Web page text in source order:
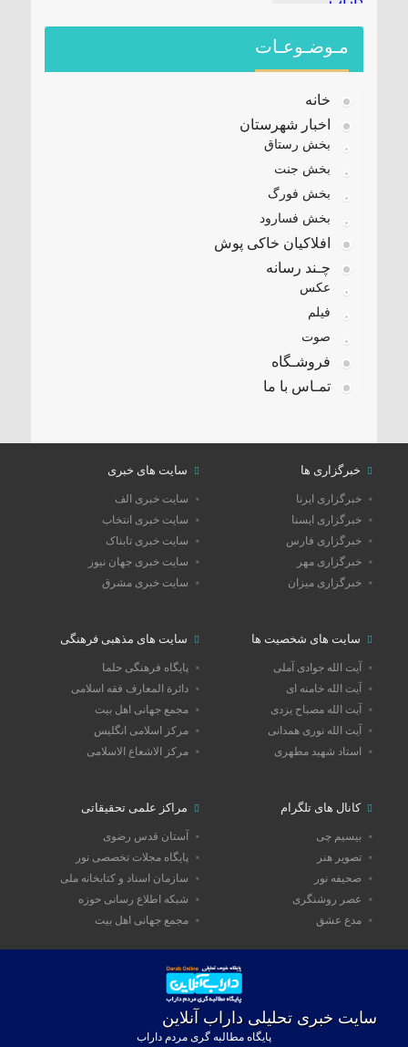
مـوضـوعـات
خانه
اخبار شهرستان
بخش رستاق
بخش جنت
بخش فورگ
بخش فسارود
افلاکیان خاکی پوش
چـند رسانه
عکس
فیلم
صوت
فروشـگاه
تمـاس با ما
خبرگزاری ها
خبرگزاری ایرنا
خبرگزاری ایسنا
خبرگزاری فارس
خبرگزاری مهر
خبرگزاری میزان
سایت های خبری
سایت خبری الف
سایت خبری انتخاب
سایت خبری تابناک
سایت خبری جهان نیوز
سایت خبری مشرق
سایت های شخصیت ها
آیت الله جوادی آملی
آیت الله خامنه ای
آیت الله مصباح یزدی
آیت الله نوری همدانی
استاد شهید مطهری
سایت های مذهبی فرهنگی
پایگاه فرهنگی حلما
دائرة المعارف فقه اسلامی
مجمع جهانی اهل بیت
مرکز اسلامی انگلیس
مرکز الاشعاع الاسلامی
کانال های تلگرام
بیسیم چی
تصویر هنر
صحیفه نور
عصر روشنگری
مدع عشق
مراکز علمی تحقیقاتی
آستان قدس رضوی
پایگاه مجلات تخصصی نور
سازمان اسناد و کتابخانه ملی
شبکه اطلاع رسانی حوزه
مجمع جهانی اهل بیت
سایت خبری تحلیلی داراب آنلاین
پایگاه مطالبه گری مردم داراب